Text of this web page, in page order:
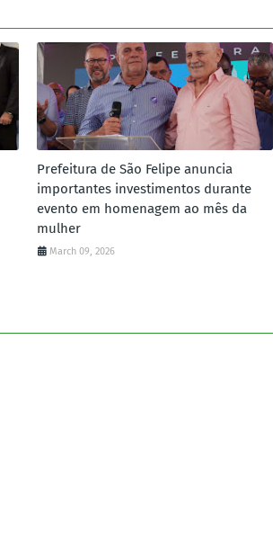
Prefeitura de São Felipe anuncia
importantes investimentos durante
evento em homenagem ao mês da
mulher
March 09, 2026